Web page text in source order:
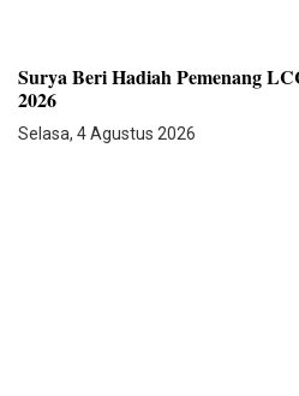
Surya Beri Hadiah Pemenang
2026
Selasa, 4 Agustus 2026